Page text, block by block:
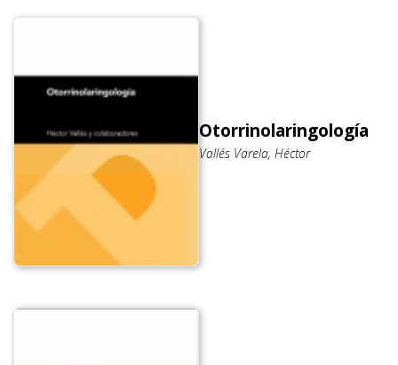
Otorrinolaringología
Vallés Varela, Héctor